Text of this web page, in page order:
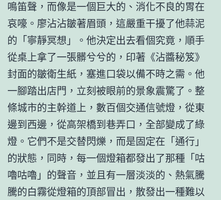
鳴笛聲，而像是一個巨大的、消化不良的胃在
哀嚎。廖沾沾皺著眉頭，這嚴重干擾了他蒜泥
的「寧靜冥想」。他決定出去看個究竟，順手
從桌上拿了一張髒兮兮的，印著《沾醬秘笈》
封面的皺衛生紙，塞進口袋以備不時之需。他
一腳踏出店門，立刻被眼前的景象震驚了。整
條城市的主幹道上，數百個交通信號燈，從東
邊到西邊，從高架橋到巷弄口，全部變成了綠
燈。它們不是交替閃爍，而是固定在「通行」
的狀態，同時，每一個燈箱都發出了那種「咕
嚕咕嚕」的聲音，並且有一層淡淡的、熱氣騰
騰的白霧從燈箱的頂部冒出，散發出一種難以